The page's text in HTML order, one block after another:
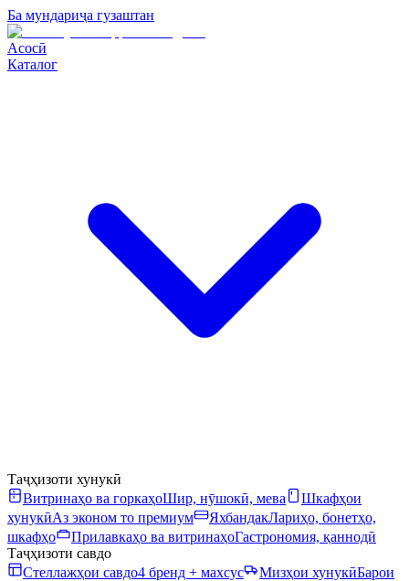
Ба мундариҷа гузаштан
Асосӣ
Каталог
Таҷҳизоти хунукӣ
Витринаҳо ва горкаҳоШир, нӯшокӣ, мева
Шкафҳои
хунукӣАз эконом то премиум ЯхбандакЛариҳо, бонетҳо,
шкафҳо
Прилавкаҳо ва витринаҳоГастрономия, қаннодӣ
Таҷҳизоти савдо
Стеллажҳои савдо4 бренд + махсус Мизҳои хунукӣБарои